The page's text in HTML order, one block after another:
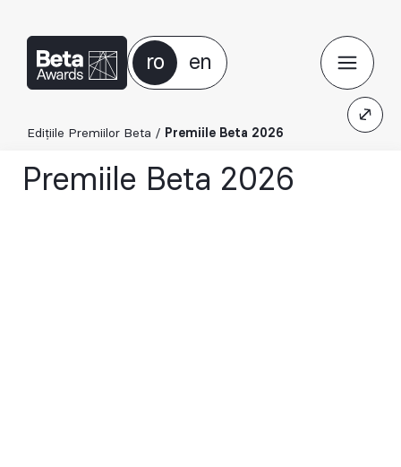
ro en
Edițiile Premiilor Beta / Premiile Beta 2026
Premiile Beta 2026